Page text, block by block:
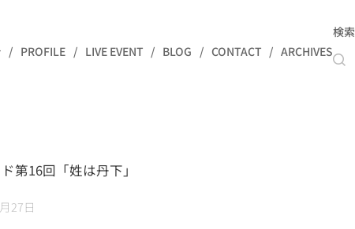
PROFILE LIVE EVENT BLOG CONTACT ARCHIVES
検索
第16回「姓は丹下」
27日